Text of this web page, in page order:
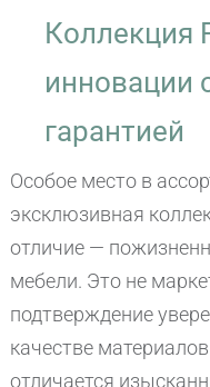
Коллекция
инновации
гарантией
Особое место в
эксклюзивная
отличие —
мебели. Это не
подтверждение
качестве
отличается